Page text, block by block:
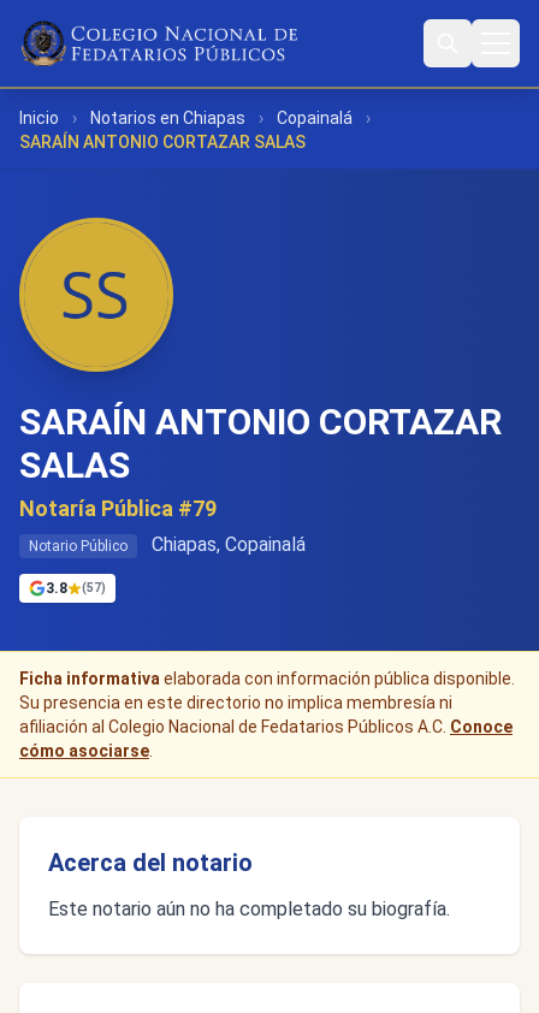
Inicio › Notarios en Chiapas › Copainalá
›
SARAÍN ANTONIO CORTAZAR SALAS
SARAÍN ANTONIO CORTAZAR
SALAS
Notaría Pública #79
Notario Público Chiapas, Copainalá
3.8 (57)
Ficha informativa elaborada con información pública disponible.
Su presencia en este directorio no implica membresía ni
afiliación al Colegio Nacional de Fedatarios Públicos A.C. Conoce
cómo asociarse
Acerca del notario
Este notario aún no ha completado su biografía.